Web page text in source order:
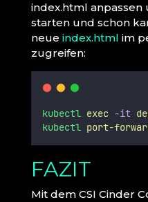
index.html anpassen
starten und schon
neue index.html im
zugreifen:
kubectl exec -it
kubectl port-
FAZIT
Mit dem CSI Cinder